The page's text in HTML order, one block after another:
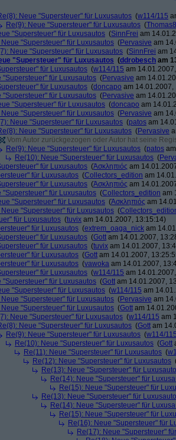
Neue "Supersteuer" für Luxusautos (w114/115
Re(9): Neue "Supersteuer" für Luxusautos (
"Supersteuer" für Luxusautos (SinnFrei am
Neue "Supersteuer" für Luxusautos (Pervasive am
Neue "Supersteuer" für Luxusautos (SinnFrei am
"Supersteuer" für Luxusautos (ddrobesch am
für Luxusautos (w114/115 am
"Supersteuer" für Luxusautos (Pervasive am
für Luxusautos (doncapo am 14.01.2007,
"Supersteuer" für Luxusautos (Pervasive am
"Supersteuer" für Luxusautos (doncapo am
Neue "Supersteuer" für Luxusautos (Pervasive am
Neue "Supersteuer" für Luxusautos (patos am
Neue "Supersteuer" für Luxusautos (Pervasive
Vom Autor zurückgezogen oder Autor hat seine
Re(9): Neue "Supersteuer" für Luxusautos (patos
Re(10): Neue "Supersteuer" für Luxusautos (
für Luxusautos (Ἀσκληπιός am
für Luxusautos (Collectors_edition am
für Luxusautos (Ἀσκληπιός am
"Supersteuer" für Luxusautos (Collectors_edition am
"Supersteuer" für Luxusautos (Ἀσκληπιός am
Neue "Supersteuer" für Luxusautos (
für Luxusautos (tuvix am 14.01.2007, 13:15:14)
für Luxusautos (extrem_oaga_nick am
für Luxusautos (Gott am 14.01.2007,
für Luxusautos (tuvix am 14.01.2007,
für Luxusautos (Gott am 14.01.2007,
für Luxusautos (vawoka am 14.01.2007,
für Luxusautos (w114/115 am
"Supersteuer" für Luxusautos (Gott am 14.01.2007,
"Supersteuer" für Luxusautos (w114/115 am
Neue "Supersteuer" für Luxusautos (Pervasive am
Neue "Supersteuer" für Luxusautos (Gott am
Neue "Supersteuer" für Luxusautos (w114/115 am
Neue "Supersteuer" für Luxusautos (Gott am
Re(9): Neue "Supersteuer" für Luxusautos (w114/
Re(10): Neue "Supersteuer" für Luxusautos (Gott
Re(11): Neue "Supersteuer" für Luxusautos (
Re(12): Neue "Supersteuer" für Luxusautos
Re(13): Neue "Supersteuer" für
Re(14): Neue "Supersteuer" für
Re(15): Neue "Supersteuer" für
Re(13): Neue "Supersteuer" für
Re(14): Neue "Supersteuer" für
Re(15): Neue "Supersteuer" für
Re(16): Neue "Supersteuer" für
Re(17): Neue "Supersteuer"